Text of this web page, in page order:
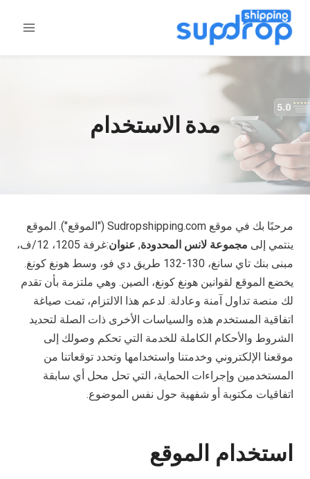
تخطى
المحتوى
مدة الاستخدام
مرحبًا بك في موقع Sudropshipping.com ("الموقع"). الموقع
ينتمي إلى مجموعة لانس المحدودة, عنوان
:غرفة 1205، 12/ف،
مبنى بنك تاي سانغ، 130-132 طريق دي فو، وسط هونغ كونغ.
يخضع الموقع لقوانين هونغ كونغ، الصين. وهي ملتزمة بأن تقدم
لك منصة تداول آمنة وعادلة. لدعم هذا الالتزام، تمت صياغة
اتفاقية المستخدم هذه والسياسات الأخرى ذات الصلة لتحديد
الشروط والأحكام الكاملة للخدمة التي تحكم وصولك إلى
موقعنا الإلكتروني وخدمتنا واستخدامها وتحدد توقعاتنا من
المستخدمين وإجراءات الحماية، التي تحل محل أي سابقة
اتفاقيات مكتوبة أو شفهية حول نفس الموضوع.
استخدام الموقع